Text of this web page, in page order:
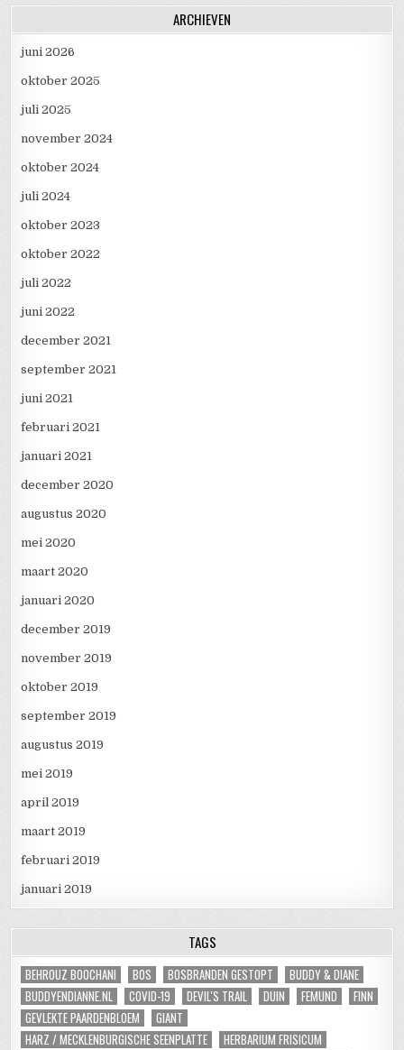
ARCHIEVEN
juni 2026
oktober 2025
juli 2025
november 2024
oktober 2024
juli 2024
oktober 2023
oktober 2022
juli 2022
juni 2022
december 2021
september 2021
juni 2021
februari 2021
januari 2021
december 2020
augustus 2020
mei 2020
maart 2020
januari 2020
december 2019
november 2019
oktober 2019
september 2019
augustus 2019
mei 2019
april 2019
maart 2019
februari 2019
januari 2019
TAGS
BEHROUZ BOOCHANI BOS BOSBRANDEN GESTOPT
BUDDY & DIANE
BUDDYENDIANNE.NL
COVID-19 DEVIL'S TRAIL DUIN FEMUND
FINN
GEVLEKTE PAARDENBLOEM
GIANT
HARZ / MECKLENBURGISCHE SEENPLATTE
HERBARIUM FRISICUM